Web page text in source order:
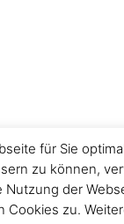
Impressum
für Sie
zu können,
Nutzung der
Cookies zu.